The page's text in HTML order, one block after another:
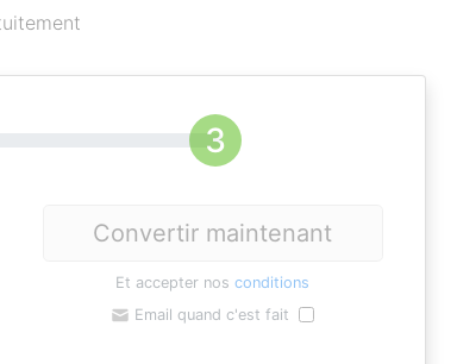
Convertir maintenant
Et accepter nosconditions
Email quand c'est fait